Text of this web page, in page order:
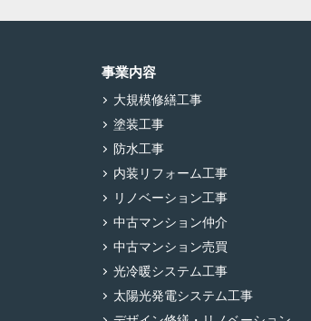
事業内容
大規模修繕工事
塗装工事
防水工事
内装リフォーム工事
リノベーション工事
中古マンション仲介
中古マンション売買
光冷暖システム工事
太陽光発電システム工事